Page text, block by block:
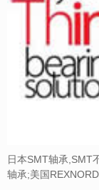
日本SMT轴承,SMT
轴承;美国